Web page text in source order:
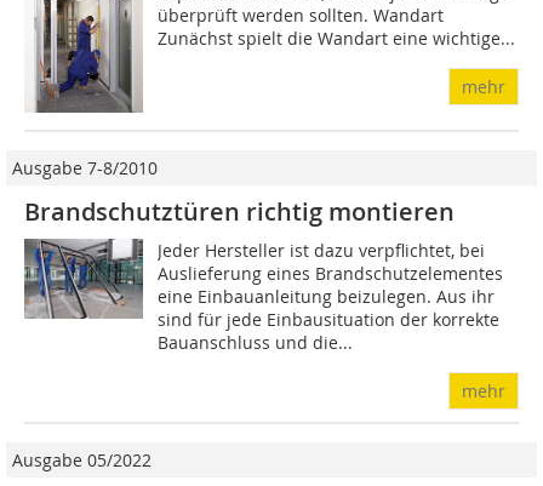
überprüft werden sollten. Wandart
Zunächst spielt die Wandart eine wichtige...
mehr
Ausgabe 7-8/2010
Brandschutztüren richtig montieren
Jeder Hersteller ist dazu verpflichtet, bei
Auslieferung eines Brandschutzelementes
eine Einbauanleitung beizulegen. Aus ihr
sind für jede Einbausituation der korrekte
Bauanschluss und die...
mehr
Ausgabe 05/2022